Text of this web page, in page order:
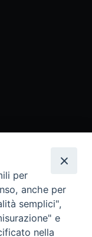
per
anche per
semplici",
e
nella